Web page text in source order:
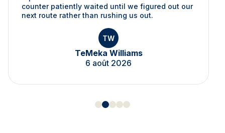
counter patiently waited until we figured out our
next route rather than rushing us out.
TW
TeMeka Williams
6 août 2026